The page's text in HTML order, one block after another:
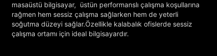
masaüstü bilgisayar, üstün performanslı çalışma koşullarına
rağmen hem sessiz çalışma sağlarken hem de yeterli
soğutma düzeyi sağlar.Özellikle kalabalık ofislerde sessiz
çalışma ortamı için ideal bilgisayardır.